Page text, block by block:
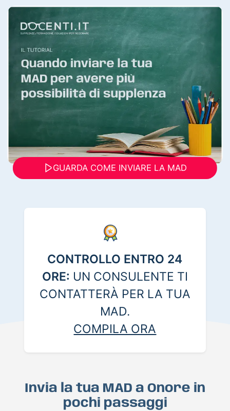
GUARDA COME INVIARE LA MAD
CONTROLLO ENTRO 24
ORE: UN CONSULENTE TI
CONTATTERÀ PER LA TUA
MAD.
COMPILA ORA
Invia la tua MAD a Onore in
pochi passaggi